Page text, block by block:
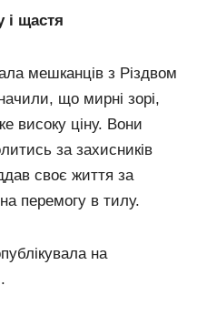
і щастя
мешканців з Різдвом
що мирні зорі,
високу ціну. Вони
за захисників
своє життя за
перемогу в тилу.
на